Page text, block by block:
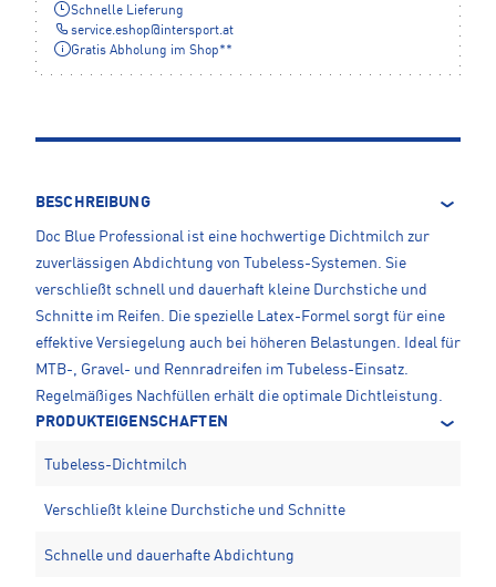
Schnelle Lieferung
service.eshop@intersport.at
Gratis Abholung im Shop**
BESCHREIBUNG
Doc Blue Professional ist eine hochwertige Dichtmilch zur
zuverlässigen Abdichtung von Tubeless-Systemen. Sie
verschließt schnell und dauerhaft kleine Durchstiche und
Schnitte im Reifen. Die spezielle Latex-Formel sorgt für eine
effektive Versiegelung auch bei höheren Belastungen. Ideal für
MTB-, Gravel- und Rennradreifen im Tubeless-Einsatz.
Regelmäßiges Nachfüllen erhält die optimale Dichtleistung.
PRODUKTEIGENSCHAFTEN
Tubeless-Dichtmilch
Verschließt kleine Durchstiche und Schnitte
Schnelle und dauerhafte Abdichtung